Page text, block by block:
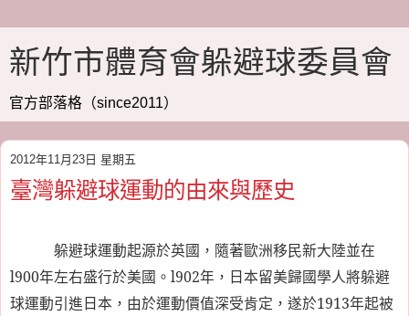
新竹市體育會躲避球委員會
官方部落格（since2011）
2012年11月23日 星期五
臺灣躲避球運動的由來與歷史
躲避球運動起源於英國，隨著歐洲移民新大陸並在
l900年左右盛行於美國。 l902年，日本留美歸國學人將躲避
球運動引進日本，由於運動價值深受肯定，遂於1913年起被